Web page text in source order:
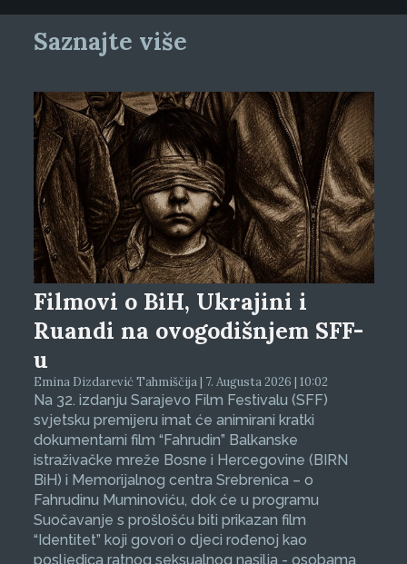
Saznajte više
Filmovi o BiH, Ukrajini i
Ruandi na ovogodišnjem SFF-
u
Emina Dizdarević Tahmiščija | 7. Augusta 2026 | 10:02
Na 32. izdanju Sarajevo Film Festivalu (SFF)
svjetsku premijeru imat će animirani kratki
dokumentarni film “Fahrudin” Balkanske
istraživačke mreže Bosne i Hercegovine (BIRN
BiH) i Memorijalnog centra Srebrenica – o
Fahrudinu Muminoviću, dok će u programu
Suočavanje s prošlošću biti prikazan film
“Identitet” koji govori o djeci rođenoj kao
posljedica ratnog seksualnog nasilja - osobama